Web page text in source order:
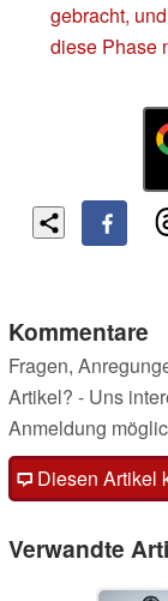
gebracht,
diese Phase
Kommentare
Fragen,
Artikel? - Uns
Anmeldung
Diesen Artikel
Verwandte